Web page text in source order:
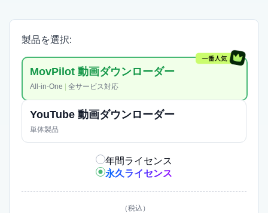
他サービス限定の作品が気になることはあります。
動画との出会い方が広がるなら、All-in-Oneの価値も
見えやすくなります。
製品を選択:
MovPilot 動画ダウンローダー
All-in-One | 全サービス対応
YouTube 動画ダウンローダー
単体製品
年間ライセンス
永久ライセンス
（税込）